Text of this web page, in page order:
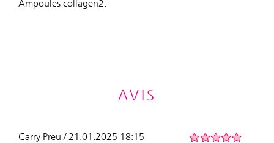
Ampoules collagen2.
AVIS
Carry Preu / 21.01.2025 18:15